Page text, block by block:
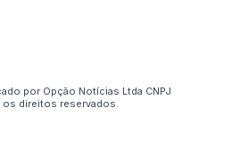
por Opção Notícias Ltda CNPJ
direitos reservados.